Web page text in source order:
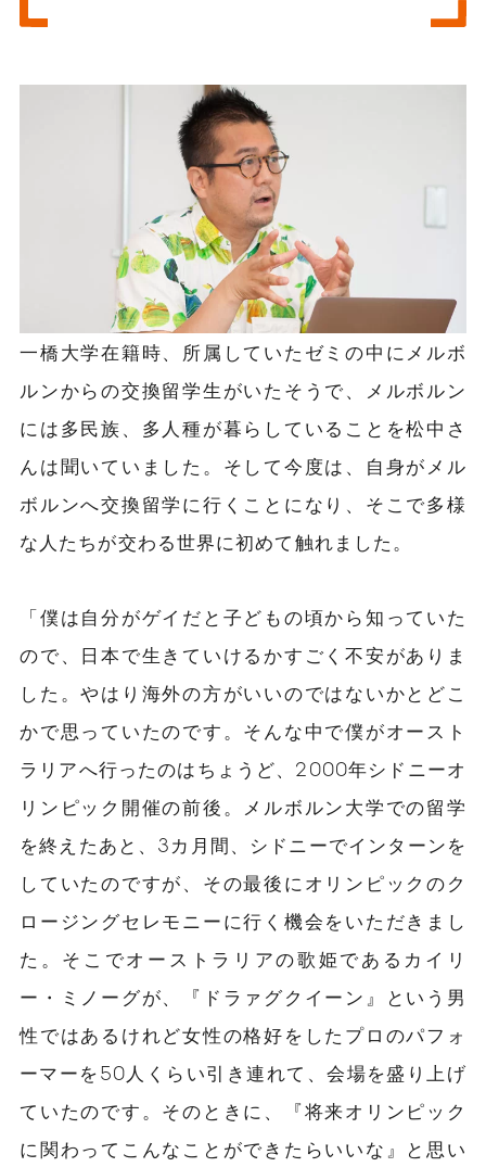
一橋大学在籍時、所属していたゼミの中にメルボ
ルンからの交換留学生がいたそうで、メルボルン
には多民族、多人種が暮らしていることを松中さ
んは聞いていました。そして今度は、自身がメル
ボルンへ交換留学に行くことになり、そこで多様
な人たちが交わる世界に初めて触れました。
「僕は自分がゲイだと子どもの頃から知っていた
ので、日本で生きていけるかすごく不安がありま
した。やはり海外の方がいいのではないかとどこ
かで思っていたのです。そんな中で僕がオースト
ラリアへ行ったのはちょうど、2000年シドニーオ
リンピック開催の前後。メルボルン大学での留学
を終えたあと、3カ月間、シドニーでインターンを
していたのですが、その最後にオリンピックのク
ロージングセレモニーに行く機会をいただきまし
た。そこでオーストラリアの歌姫であるカイリ
ー・ミノーグが、『ドラァグクイーン』という男
性ではあるけれど女性の格好をしたプロのパフォ
ーマーを50人くらい引き連れて、会場を盛り上げ
ていたのです。そのときに、『将来オリンピック
に関わってこんなことができたらいいな』と思い